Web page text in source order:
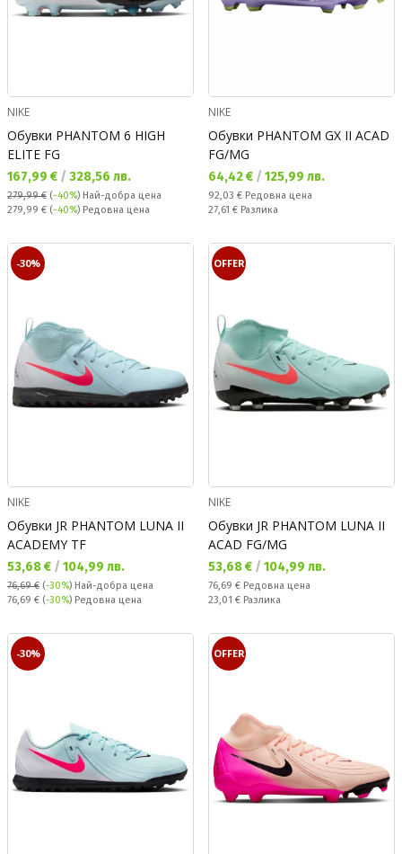
NIKE
Обувки PHANTOM 6 HIGH
ELITE FG
Текуща цена:
167,99 € / 328,56 лв.
279,99 € (-40%) Най-добра цена
Редовна цена:
279,99 € (-40%) Редовна цена
NIKE
Обувки PHANTOM GX II ACAD
FG/MG
Текуща цена:
64,42 € / 125,99 лв.
Редовна цена:
92,03 € Редовна цена
Спестявате:
27,61 € Разлика
-30%
NIKE
Обувки JR PHANTOM LUNA II
ACADEMY TF
Текуща цена:
53,68 € / 104,99 лв.
76,69 € (-30%) Най-добра цена
Редовна цена:
76,69 € (-30%) Редовна цена
OFFER
NIKE
Обувки JR PHANTOM LUNA II
ACAD FG/MG
Текуща цена:
53,68 € / 104,99 лв.
Редовна цена:
76,69 € Редовна цена
Спестявате:
23,01 € Разлика
-30% OFFER